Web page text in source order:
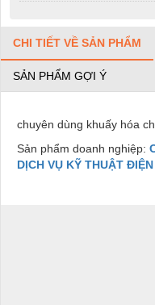
CHI TIẾT VỀ SẢN PHẨM
SẢN PHẨM GỢI Ý
chuyên dùng khuấy hóa
Sản phẩm doanh nghiệp:
DỊCH VỤ KỸ THUẬT